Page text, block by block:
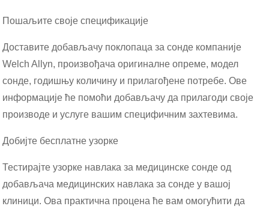
Пошаљите своје спецификације
Доставите добављачу поклопаца за сонде компаније
Welch Allyn, произвођача оригиналне опреме, модел
сонде, годишњу количину и прилагођене потребе. Ове
информације ће помоћи добављачу да прилагоди своје
производе и услуге вашим специфичним захтевима.
Добијте бесплатне узорке
Тестирајте узорке навлака за медицинске сонде од
добављача медицинских навлака за сонде у вашој
клиници. Ова практична процена ће вам омогућити да